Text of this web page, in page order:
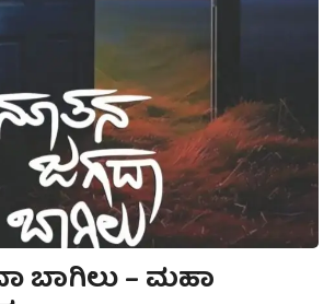
ಬಾಗಿಲು – ಮಹಾ